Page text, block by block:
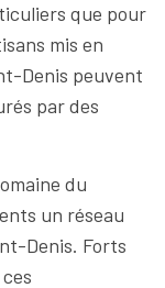
que pour
mis en
Denis peuvent
par des
du
un réseau
Denis. Forts